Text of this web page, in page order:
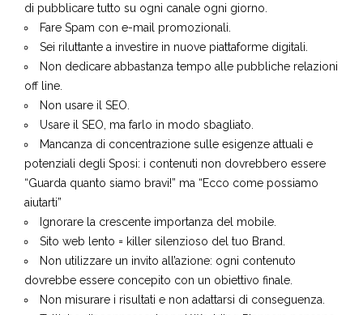
Fare rebranding continuamente.
Appoggiarti ai social media come una stampella: smetti
di pubblicare tutto su ogni canale ogni giorno.
Fare Spam con e-mail promozionali.
Sei riluttante a investire in nuove piattaforme digitali.
Non dedicare abbastanza tempo alle pubbliche relazioni
off line.
Non usare il SEO.
Usare il SEO, ma farlo in modo sbagliato.
Mancanza di concentrazione sulle esigenze attuali e
potenziali degli Sposi: i contenuti non dovrebbero essere
“Guarda quanto siamo bravi!” ma “Ecco come possiamo
aiutarti”
Ignorare la crescente importanza del mobile.
Sito web lento = killer silenzioso del tuo Brand.
Non utilizzare un invito all’azione: ogni contenuto